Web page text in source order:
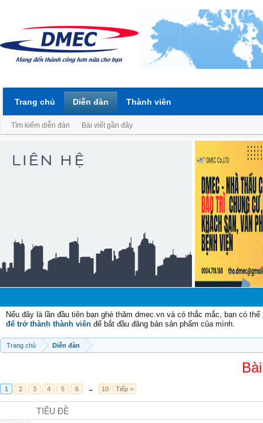
Nếu đây là lần đầu tiên bạn ghé thăm dmec.vn và có thắc mắc, bạn có
để trở thành thành viên để bắt đầu đăng bán sản phẩm của mình.
Trang chủ Diễn đàn
1 2 3 4 5 6 → 10 Tiếp >
TIÊU ĐỀ
Trang chủ Diễn đàn
Tìm kiếm diễn đàn Bài viết gần đây
Thành viên